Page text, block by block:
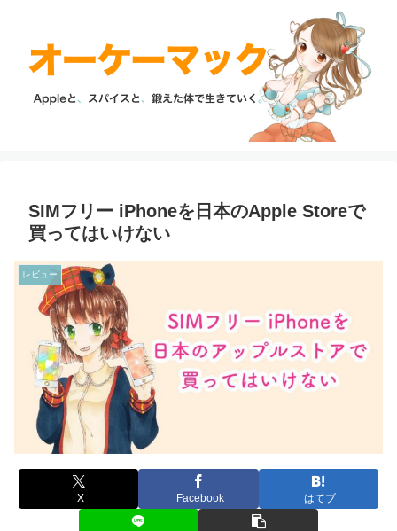
SIMフリー iPhoneを日本のApple Storeで
買ってはいけない
レビュー
X Facebook はてブ